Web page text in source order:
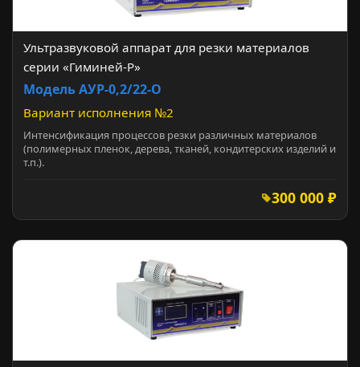
Ультразвуковой аппарат для резки материалов
серии «Гиминей-Р»
Модель АУР-0,2/22-О
Вариант исполнения №2
Интенсификация процессов резки различных материалов
(полимерных пленок, дерева, тканей, кондитерских изделий и
т.п.).
300 000 ₽